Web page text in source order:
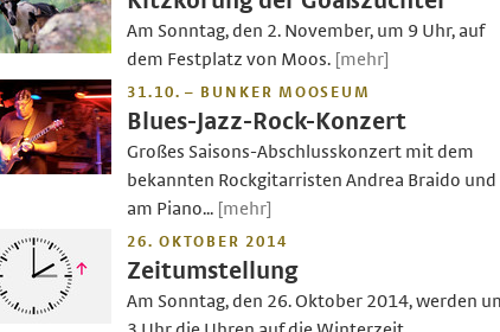
Am Sonntag, den 2. November, um 9 Uhr, auf
dem Festplatz von Moos. [mehr]
31.10. – BUNKER MOOSEUM
Blues-Jazz-Rock-Konzert
Großes Saisons-Abschlusskonzert mit dem
bekannten Rockgitarristen Andrea Braido und
am Piano... [mehr]
26. OKTOBER 2014
Zeitumstellung
Am Sonntag, den 26. Oktober 2014, werden